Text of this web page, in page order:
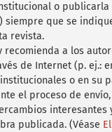
o publicarla
siempre que se
revista.
recomienda a los
de Internet (p. ej.:
o en su
el proceso de
interesantes
publicada. (Véase